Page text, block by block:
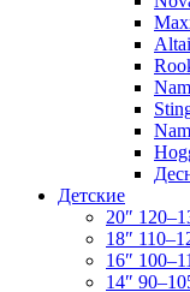
Детские
20″
18″
16″
14″